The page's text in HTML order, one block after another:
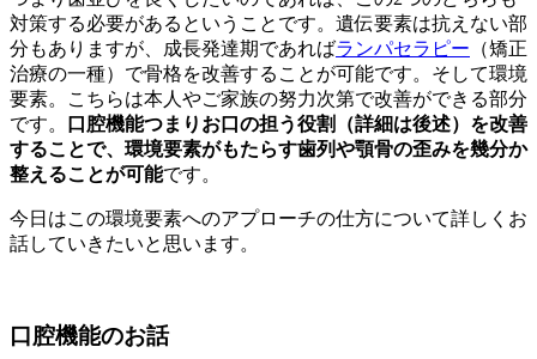
対策する必要があるということです。遺伝要素は抗えない部
分もありますが、成長発達期であればランパセラピー （矯正
治療の一種）で骨格を改善することが可能です。そして環境
要素。こちらは本人やご家族の努力次第で改善ができる部分
です。
口腔機能つまりお口の担う役割（詳細は後述）を改善
することで、環境要素がもたらす歯列や顎骨の歪みを幾分か
整えることが可能です。
今日はこの環境要素へのアプローチの仕方について詳しくお
話していきたいと思います。
口腔機能のお話